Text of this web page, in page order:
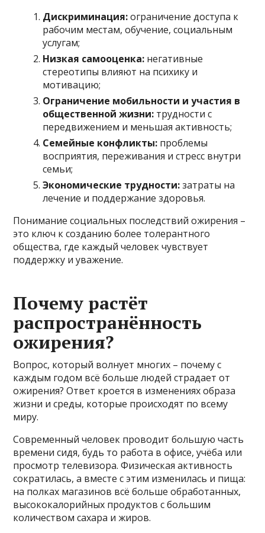
Дискриминация:ограничение доступа к
рабочим местам, обучение, социальным
услугам;
Низкая самооценка: негативные
стереотипы влияют на психику и
мотивацию;
Ограничение мобильности и участия в
общественной жизни: трудности с
передвижением и меньшая активность;
Семейные конфликты: проблемы
восприятия, переживания и стресс внутри
семьи;
Экономические трудности:затраты на
лечение и поддержание здоровья.
Понимание социальных последствий ожирения –
это ключ к созданию более толерантного
общества, где каждый человек чувствует
поддержку и уважение.
Почему растёт
распространённость
ожирения?
Вопрос, который волнует многих – почему с
каждым годом всё больше людей страдает от
ожирения? Ответ кроется в изменениях образа
жизни и среды, которые происходят по всему
миру.
Современный человек проводит большую часть
времени сидя, будь то работа в офисе, учёба или
просмотр телевизора. Физическая активность
сократилась, а вместе с этим изменилась и пища:
на полках магазинов всё больше обработанных,
высококалорийных продуктов с большим
количеством сахара и жиров.